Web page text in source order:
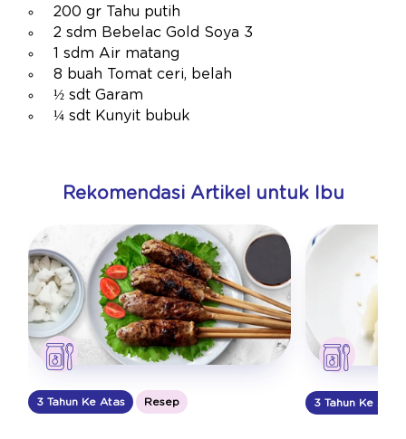
200 gr Tahu putih
2 sdm Bebelac Gold Soya 3
1 sdm Air matang
8 buah Tomat ceri, belah
½ sdt Garam
¼ sdt Kunyit bubuk
Rekomendasi Artikel untuk Ibu
3 Tahun Ke Atas Resep 3 Tahun Ke Atas